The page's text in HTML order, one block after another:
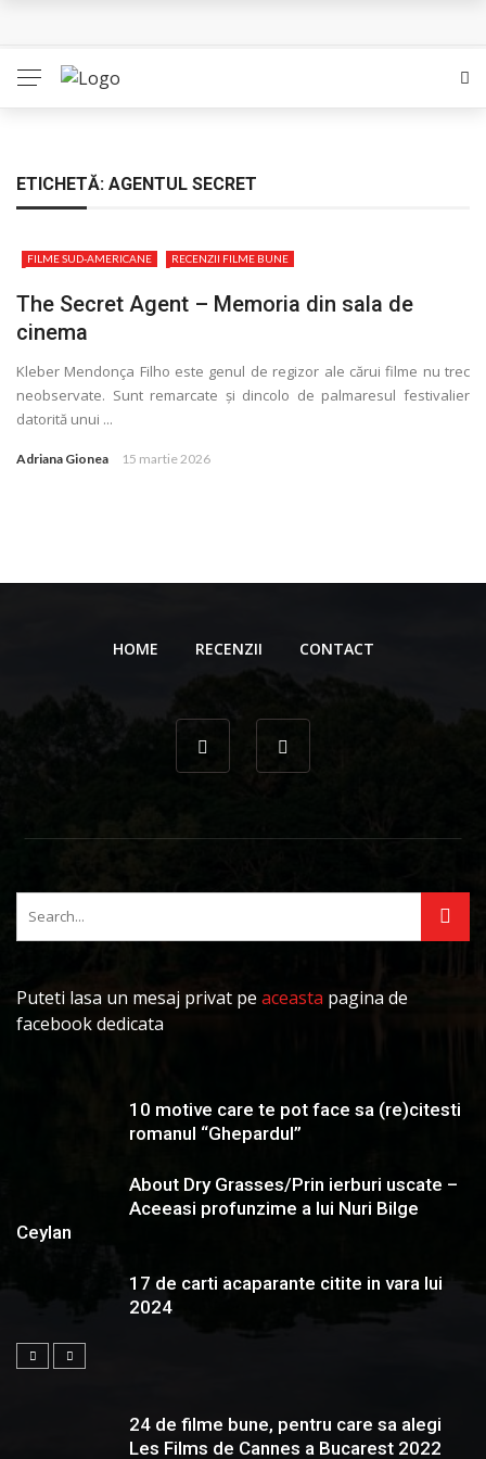
Bolla – O iubire interzisa din Pristina
Indragostitii de Franz K. – Justitiarii literaturii
ETICHETĂ: AGENTUL SECRET
FILME SUD-AMERICANE RECENZII FILME BUNE
The Secret Agent – Memoria din sala de
cinema
Kleber Mendonça Filho este genul de regizor ale cărui filme nu trec
neobservate. Sunt remarcate și dincolo de palmaresul festivalier
datorită unui ...
Adriana Gionea 15 martie 2026
HOME RECENZII CONTACT
Puteti lasa un mesaj privat peaceasta pagina de
facebook dedicata
10 motive care te pot face sa (re)citesti
romanul “Ghepardul”
About Dry Grasses/Prin ierburi uscate –
Aceeasi profunzime a lui Nuri Bilge
Ceylan
17 de carti acaparante citite in vara lui
2024
24 de filme bune, pentru care sa alegi
Les Films de Cannes a Bucarest 2022